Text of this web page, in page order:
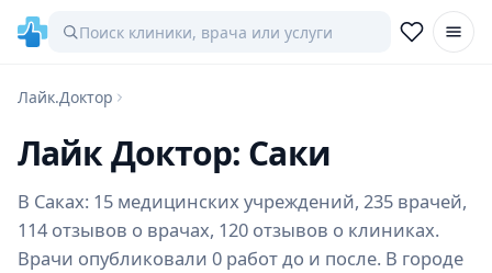
Лайк.Доктор
Лайк Доктор: Саки
В Саках: 15 медицинских учреждений, 235 врачей,
114 отзывов о врачах, 120 отзывов о клиниках.
Врачи опубликовали 0 работ до и после. В городе